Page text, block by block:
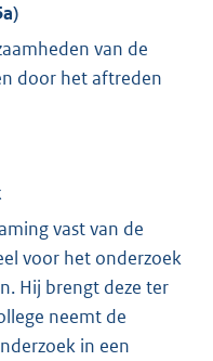
van de
door het aftreden
vast van de
voor het onderzoek
Hij brengt deze ter
neemt de
in een